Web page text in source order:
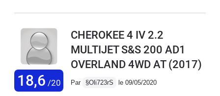
,Un bon compromis gabarit entre les très gros et les
Europe cela une voiture originale , agréable et
raisonnable.
18,6 /20
CHEROKEE 4 IV 2.2
MULTIJET S&S 200 AD1
OVERLAND 4WD AT(2017)
Par §Oli723rS le 09/05/2020